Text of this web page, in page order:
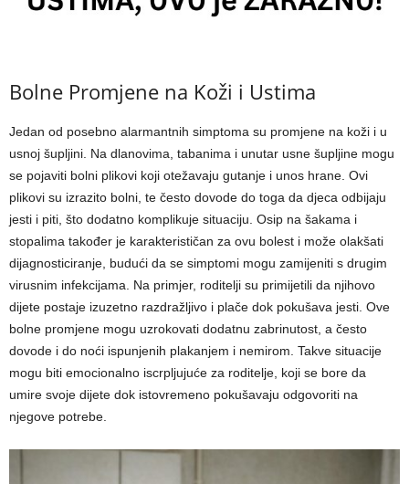
Bolne Promjene na Koži i Ustima
Jedan od posebno alarmantnih simptoma su promjene na koži i u
usnoj šupljini. Na dlanovima, tabanima i unutar usne šupljine mogu
se pojaviti bolni plikovi koji otežavaju gutanje i unos hrane. Ovi
plikovi su izrazito bolni, te često dovode do toga da djeca odbijaju
jesti i piti, što dodatno komplikuje situaciju. Osip na šakama i
stopalima također je karakterističan za ovu bolest i može olakšati
dijagnosticiranje, budući da se simptomi mogu zamijeniti s drugim
virusnim infekcijama. Na primjer, roditelji su primijetili da njihovo
dijete postaje izuzetno razdražljivo i plače dok pokušava jesti. Ove
bolne promjene mogu uzrokovati dodatnu zabrinutost, a često
dovode i do noći ispunjenih plakanjem i nemirom. Takve situacije
mogu biti emocionalno iscrpljujuće za roditelje, koji se bore da
umire svoje dijete dok istovremeno pokušavaju odgovoriti na
njegove potrebe.